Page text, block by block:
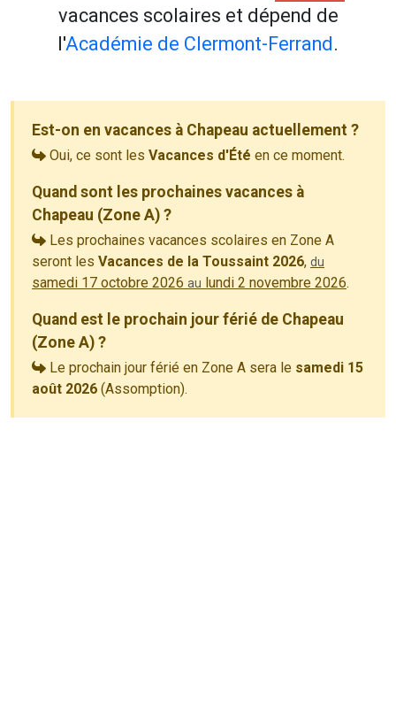
vacances scolaires et dépend de
l'Académie de Clermont-Ferrand .
Est-on en vacances à Chapeau actuellement ?
Oui, ce sont les Vacances d'Été en ce moment.
Quand sont les prochaines vacances à
Chapeau (Zone A) ?
Les prochaines vacances scolaires en Zone A
seront les Vacances de la Toussaint 2026, du
samedi 17 octobre 2026 au lundi 2 novembre 2026.
Quand est le prochain jour férié de Chapeau
(Zone A) ?
Le prochain jour férié en Zone A sera le samedi 15
août 2026 (Assomption).